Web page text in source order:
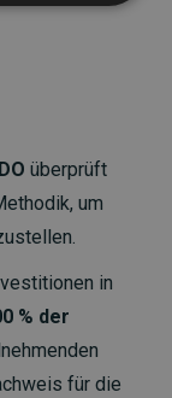
überprüft
um
in
% der
für die